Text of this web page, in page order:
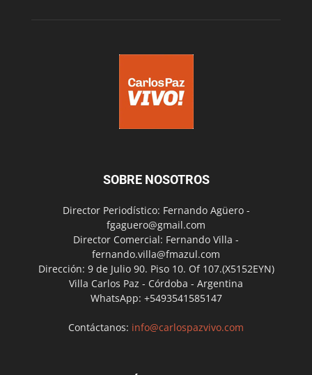
SOBRE NOSOTROS
Director Periodístico: Fernando Agüero -
fgaguero@gmail.com
Director Comercial: Fernando Villa -
fernando.villa@fmazul.com
Dirección: 9 de Julio 90. Piso 10. Of 107.(X5152EYN)
Villa Carlos Paz - Córdoba - Argentina
WhatsApp: +5493541585147
Contáctanos: info@carlospazvivo.com